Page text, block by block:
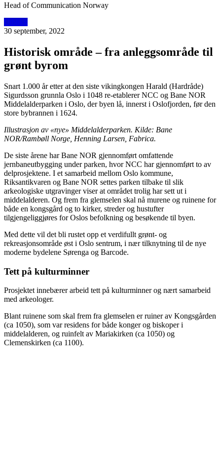
Head of Communication Norway
Utblikk
30 september, 2022
Historisk område – fra anleggsområde til
grønt byrom
Snart 1.000 år etter at den siste vikingkongen Harald (Hardråde)
Sigurdsson grunnla Oslo i 1048 re-etablerer NCC og Bane NOR
Middelalderparken i Oslo, der byen lå, innerst i Oslofjorden, før den
store bybrannen i 1624.
Illustrasjon av «nye» Middelalderparken. Kilde: Bane
NOR/Rambøll Norge, Henning Larsen, Fabrica.
De siste årene har Bane NOR gjennomført omfattende
jernbaneutbygging under parken, hvor NCC har gjennomført to av
delprosjektene. I et samarbeid mellom Oslo kommune,
Riksantikvaren og Bane NOR settes parken tilbake til slik
arkeologiske utgravinger viser at området trolig har sett ut i
middelalderen. Og frem fra glemselen skal nå murene og ruinene for
både en kongsgård og to kirker, streder og hustufter
tilgjengeliggjøres for Oslos befolkning og besøkende til byen.
Med dette vil det bli rustet opp et verdifullt grønt- og
rekreasjonsområde øst i Oslo sentrum, i nær tilknytning til de nye
moderne bydelene Sørenga og Barcode.
Tett på kulturminner
Prosjektet innebærer arbeid tett på kulturminner og nært samarbeid
med arkeologer.
Blant ruinene som skal frem fra glemselen er ruiner av Kongsgården
(ca 1050), som var residens for både konger og biskoper i
middelalderen, og ruinfelt av Mariakirken (ca 1050) og
Clemenskirken (ca 1100).